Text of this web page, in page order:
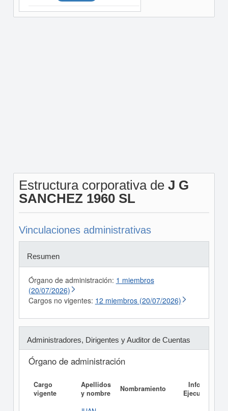
Estructura corporativa de J G
SANCHEZ 1960 SL
Vinculaciones administrativas
Resumen
Órgano de administración: 1 miembros
(20/07/2026)
Cargos no vigentes: 12 miembros (20/07/2026)
Administradores, Dirigentes y Auditor de Cuentas
Órgano de administración
Cargo
vigente
Apellidos
y nombre
Nombramiento
Informe
Ejecutivo